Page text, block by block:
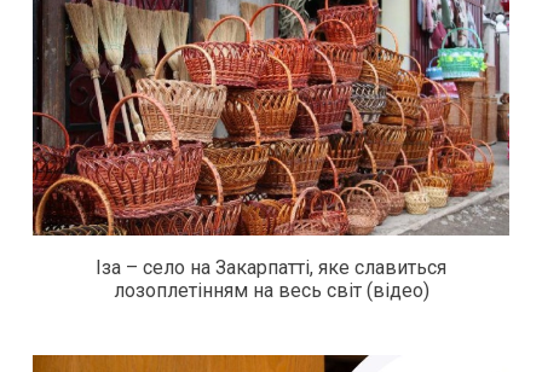
Іза – село на Закарпатті, яке славиться
лозоплетінням на весь світ (відео)